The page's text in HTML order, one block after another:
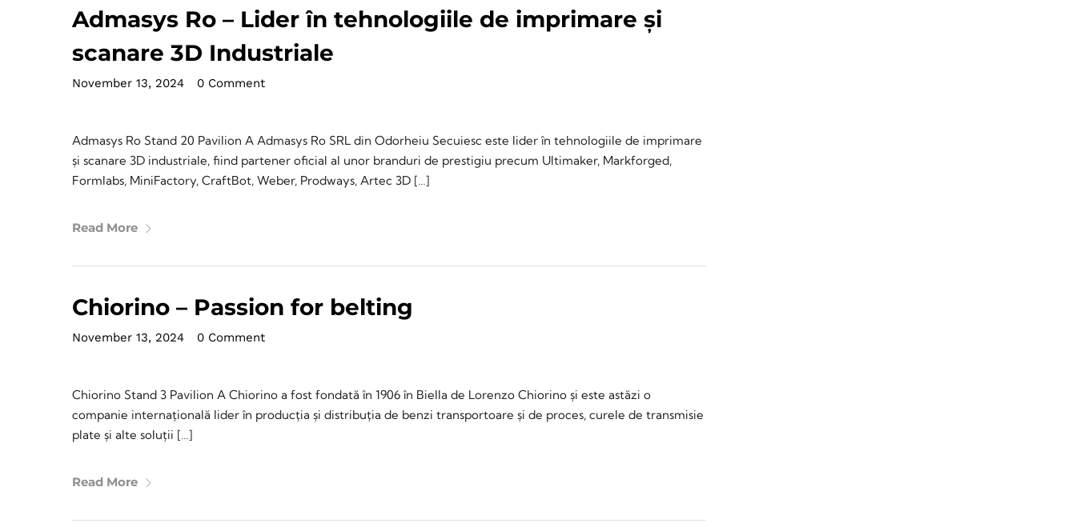
Admasys Ro – Lider în tehnologiile de imprimare și
scanare 3D Industriale
November 13, 2024 0 Comment
Admasys Ro Stand 20 Pavilion A Admasys Ro SRL din Odorheiu Secuiesc este lider în tehnologiile de imprimare
și scanare 3D industriale, fiind partener oficial al unor branduri de prestigiu precum Ultimaker, Markforged,
Formlabs, MiniFactory, CraftBot, Weber, Prodways, Artec 3D […]
Read More
Chiorino – Passion for belting
November 13, 2024 0 Comment
Chiorino Stand 3 Pavilion A Chiorino a fost fondată în 1906 în Biella de Lorenzo Chiorino și este astăzi o
companie internațională lider în producția și distribuția de benzi transportoare și de proces, curele de transmisie
plate și alte soluții […]
Read More